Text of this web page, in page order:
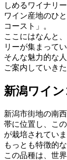
しめるワイナリ
ワイン産地のひ
コースト」。
ここにはなんと
リーが集まって
そんな魅力的な
ご案内していき
新潟ワイ
新潟市街地の南
帯に位置し、こ
が栽培されていま
もっとも特徴的
この品種は、世